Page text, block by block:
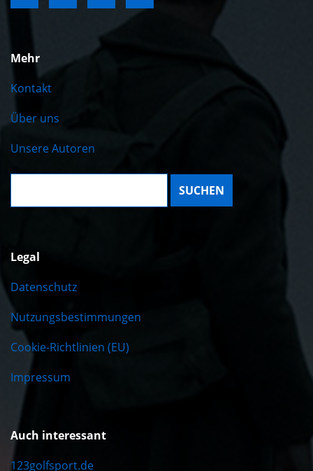
Mehr
Kontakt
Über uns
Unsere Autoren
Suche:
Legal
Datenschutz
Nutzungsbestimmungen
Cookie-Richtlinien (EU)
Impressum
Auch interessant
123golfsport.de